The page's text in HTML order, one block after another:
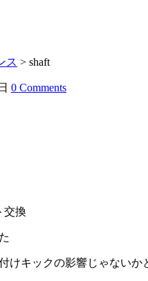
ス > shaft
0 Comments
交換
けキックの影響じゃないか